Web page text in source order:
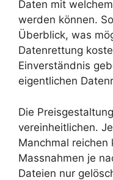
Daten mit
werden können.
Überblick, was
Datenrettung
Einverständnis
eigentlichen
Die
vereinheitlichen.
Manchmal reichen
Massnahmen je
Dateien nur